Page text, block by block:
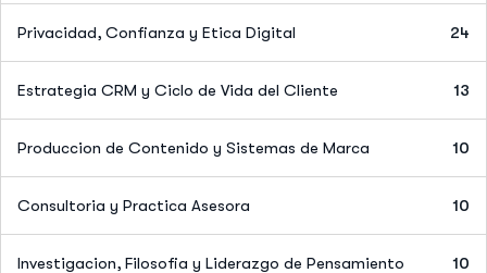
Privacidad, Confianza y Etica Digital 24
Estrategia CRM y Ciclo de Vida del Cliente 13
Produccion de Contenido y Sistemas de Marca 10
Consultoria y Practica Asesora 10
Investigacion, Filosofia y Liderazgo de Pensamiento 10